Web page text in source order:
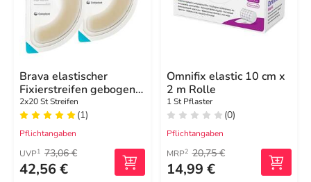
Brava elastischer
Fixierstreifen gebogen
XL
2x20 St Streifen
(1)
Pflichtangaben
UVP1 73,06 €
42,56 €
Omnifix elastic 10 cm x
2 m Rolle
1 St Pflaster
(0)
Pflichtangaben
MRP2 20,75 €
14,99 €